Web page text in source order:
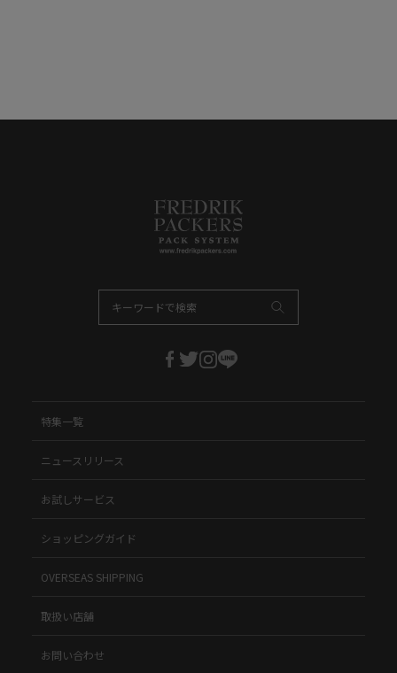
特集一覧
ニュースリリース
お試しサービス
ショッピングガイド
OVERSEAS SHIPPING
取扱い店舗
お問い合わせ